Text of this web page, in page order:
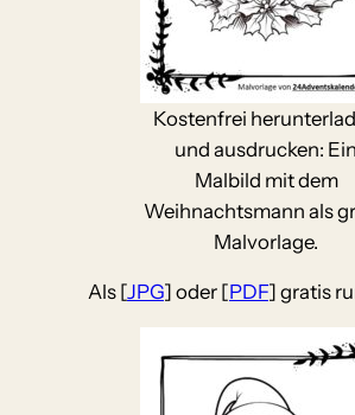
Kostenfrei
und ausdrucken: Ein
Malbild mit dem
Weihnachtsmann als
Malvorlage.
Als [JPG] oder [PDF] gratis